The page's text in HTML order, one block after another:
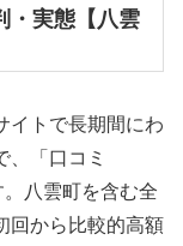
・実態【八雲
イトで長期間にわ
、「口コミ
八雲町を含む全
回から比較的高額